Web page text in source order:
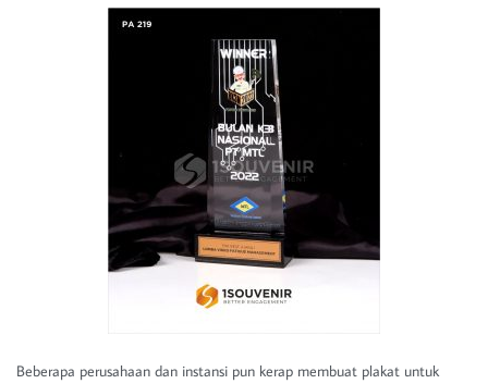
Beberapa perusahaan dan instansi pun kerap membuat plakat untuk